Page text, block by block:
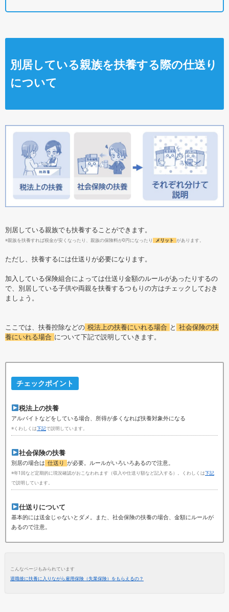
別居している親族を扶養する際の仕送り
について
別居している親族でも扶養することができます。
※親族を扶養すれば税金が安くなったり、親族の保険料が0円になったり メリット があります。
ただし、扶養するには仕送りが必要になります。
加入している保険組合によっては仕送り金額のルールがあったりするの
で、別居している子供や両親を扶養するつもりの方はチェックしておき
ましょう。
ここでは、扶養控除などの 税法上の扶養にいれる場合 と 社会保険の扶
養にいれる場合 について下記で説明していきます。
チェックポイント
税法上の扶養
アルバイトなどをしている場合、所得が多くなれば扶養対象外になる
※くわしくは下記 で説明しています。
社会保険の扶養
別居の場合は 仕送り が必要。ルールがいろいろあるので注意。
※年1回など定期的に現況確認がおこなわれます（収入や仕送り額など記入する）。くわしくは下記
で説明しています。
仕送りについて
基本的には送金じゃないとダメ。また、社会保険の扶養の場合、金額にルールが
あるので注意。
こんなページもみられています
退職後に扶養に入りながら雇用保険（失業保険）をもらえるの？